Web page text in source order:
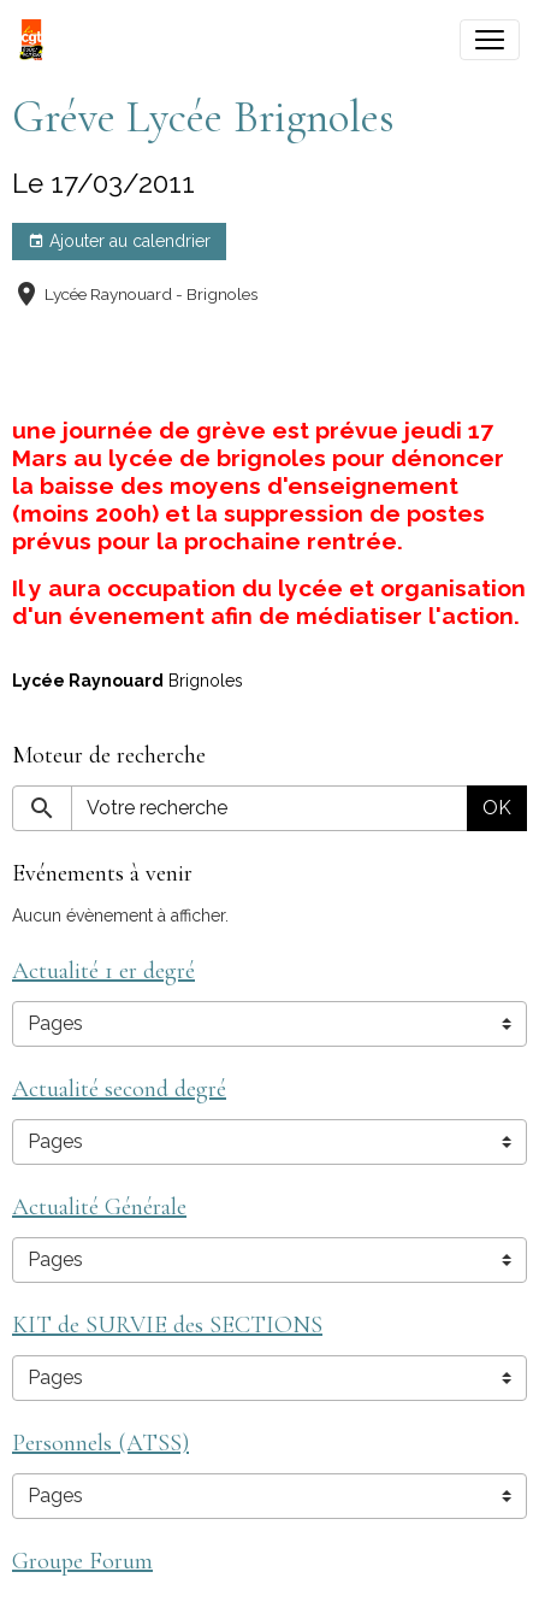
Gréve Lycée Brignoles
Le 17/03/2011
Ajouter au calendrier
Lycée Raynouard - Brignoles
une journée de grève est prévue jeudi 17
Mars au lycée de brignoles pour dénoncer
la baisse des moyens d'enseignement
(moins 200h) et la suppression de postes
prévus pour la prochaine rentrée.
Il y aura occupation du lycée et organisation
d'un évenement afin de médiatiser l'action.
Lycée Raynouard Brignoles
Moteur de recherche
OK
Evénements à venir
Aucun évènement à afficher.
Actualité 1 er degré
Actualité second degré
Actualité Générale
KIT de SURVIE des SECTIONS
Personnels (ATSS)
Groupe Forum